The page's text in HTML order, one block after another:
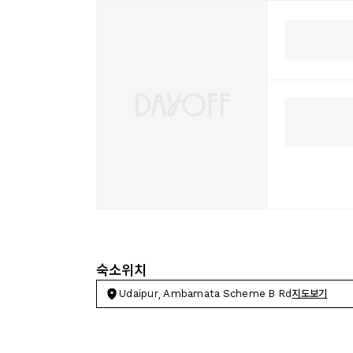
숙소위치
Udaipur, Ambamata Scheme B Rd 지도보기